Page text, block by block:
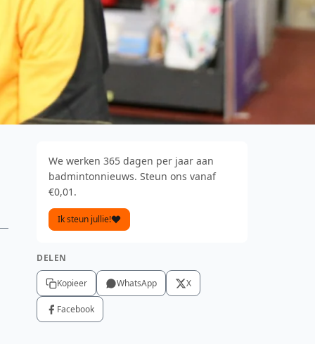
We werken 365 dagen per jaar aan
badmintonnieuws. Steun ons vanaf
€0,01.
Ik steun jullie!
DELEN
Kopieer WhatsApp X
Facebook